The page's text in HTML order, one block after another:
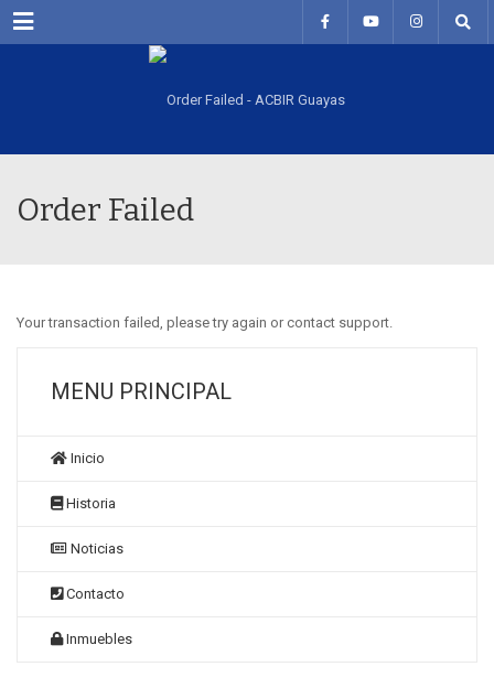
Menu
Order Failed
Your transaction failed, please try again or contact support.
MENU PRINCIPAL
Inicio
Historia
Noticias
Contacto
Inmuebles